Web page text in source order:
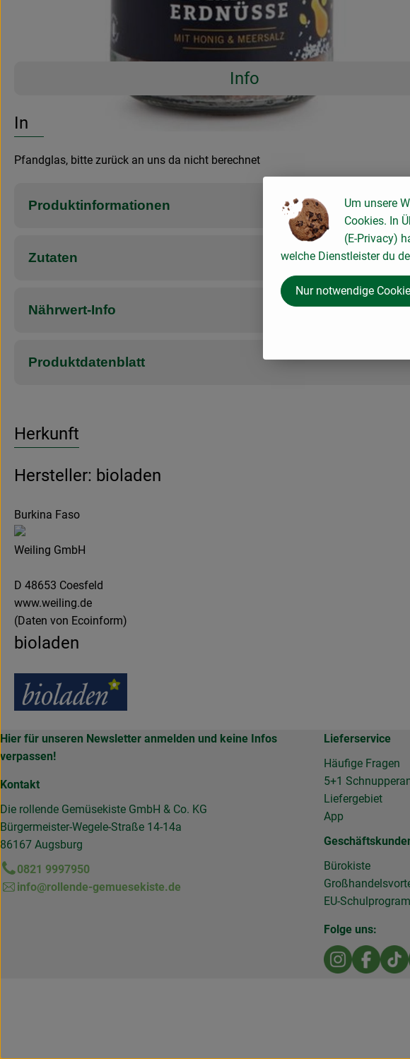
Info
Entdecke passende RezepteEs wurden keine
Info
Pfandglas, bitte zurück an uns da nicht berechnet
Produktinformationen
Zutaten
Nährwert-Info
Produktdatenblatt
Herkunft
Hersteller: bioladen
Burkina Faso
Weiling GmbH
D 48653 Coesfeld
www.weiling.de
(Daten von Ecoinform)
bioladen
Hier für unseren Newsletter anmelden und keine Infos
verpassen!
Kontakt
Die rollende Gemüsekiste GmbH & Co. KG
Bürgermeister-Wegele-Straße 14-14a
86167 Augsburg
0821 9997950
info@rollende-gemuesekiste.de
Lieferservice
Häufige Fragen
5+1
Liefergebiet
App
Bürokiste
EU-
Folge uns:
Externer
Um unsere
Cookies. In
(E-Privacy)
welche Dienstleister du
Nur notwendige